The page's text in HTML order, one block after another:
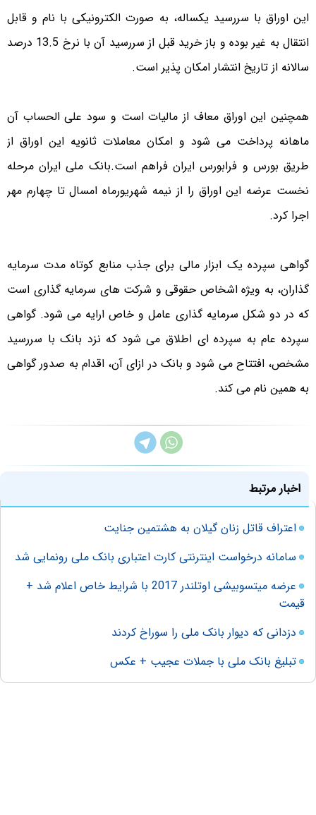
این اوراق با سررسید یکساله، به صورت الکترونیکی با نام و قابل
انتقال به غیر بوده و باز خرید قبل از سررسید آن با نرخ 13.5 درصد
سالانه از تاریخ انتشار امکان پذیر است.
همچنین این اوراق معاف از مالیات است و سود علی الحساب آن
ماهانه پرداخت می شود و امکان معاملات ثانویه این اوراق از
طریق بورس و فرابورس ایران فراهم است.بانک ملی ایران مرحله
نخست عرضه این اوراق را از نیمه شهریورماه امسال تا چهارم مهر
اجرا کرد.
گواهی سپرده یک ابزار مالی برای جذب منابع کوتاه مدت سرمایه
گذاران، به ویژه اشخاص حقوقی و شرکت های سرمایه گذاری است
که در دو شکل سرمایه گذاری عامل و خاص ارایه می شود. گواهی
سپرده عام به سپرده ای اطلاق می شود که نزد بانک با سررسید
مشخص، افتتاح می شود و بانک در ازای آن، اقدام به صدور گواهی
به همین نام می کند.
اخبار مرتبط
اعتراف قاتل زنان گیلان به هشتمین جنایت
سامانه درخواست اینترنتی کارت اعتباری بانک ملی رونمایی شد
عرضه میتسوبیشی اوتلندر 2017 با شرایط خاص اعلام شد +
قیمت
دزدانی که دیوار بانک ملی را سوراخ کردند
تبلیغ بانک ملی با جملات عجیب + عکس